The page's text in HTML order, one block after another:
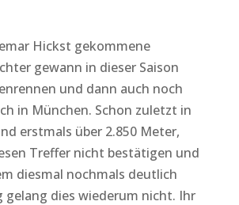
Hickst gekommene
gewann in dieser Saison
und dann auch noch
in München. Schon zuletzt in
erstmals über 2.850 Meter,
Treffer nicht bestätigen und
diesmal nochmals deutlich
gelang dies wiederum nicht. Ihr